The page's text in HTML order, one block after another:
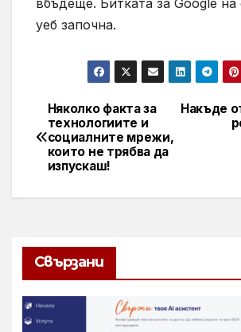
уеб започна.
Навигация
Накъде
Няколко факта за
технологиите и
социалните мрежи,
които не трябва да
изпускаш!
Свързани